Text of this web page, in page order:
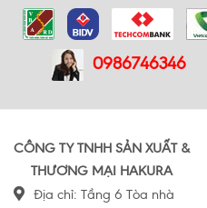
0986746346
CÔNG TY TNHH SẢN XUẤT &
THƯƠNG MẠI HAKURA
Địa chỉ: Tầng 6 Tòa nhà